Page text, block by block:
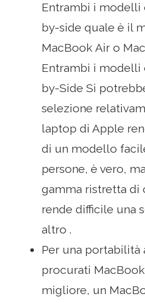
Entrambi i
by-side quale è il
MacBook Air o
Entrambi i modelli
by-Side Si
selezione
laptop di Apple
di un modello
persone, è vero,
gamma ristretta di
rende difficile una
altro .
Per una portabilità
procurati
migliore, un